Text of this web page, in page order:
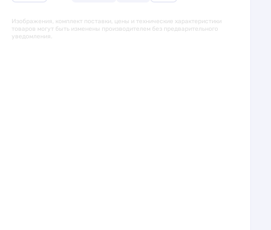
Изображения, комплект поставки, цены и технические характеристики
товаров могут быть изменены производителем без предварительного
уведомления.